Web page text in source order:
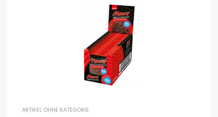
ARTIKEL OHNE KATEGORIE